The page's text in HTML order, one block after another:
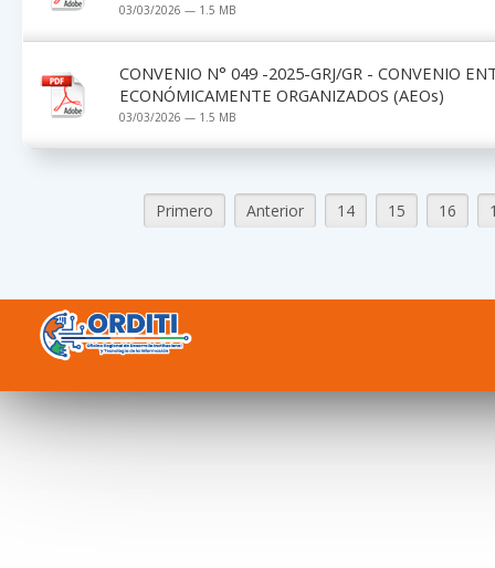
03/03/2026 — 1.5 MB
CONVENIO N° 049 -2025-GRJ/GR - CONVENIO
ECONÓMICAMENTE ORGANIZADOS (AEOs)
03/03/2026 — 1.5 MB
Primero Anterior 14 15 16